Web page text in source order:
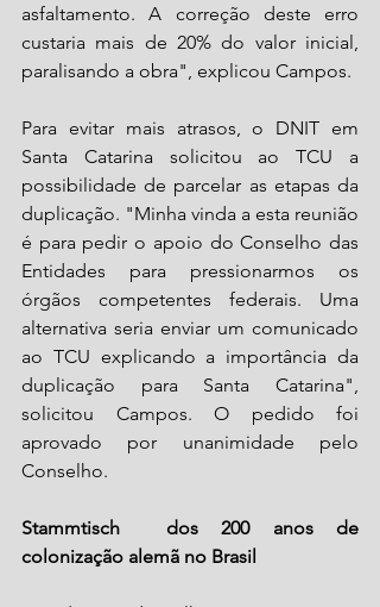
asfaltamento. A correção deste erro
custaria mais de 20% do valor inicial,
paralisando a obra", explicou Campos.
Para evitar mais atrasos, o DNIT em
Santa Catarina solicitou ao TCU a
possibilidade de parcelar as etapas da
duplicação. "Minha vinda a esta reunião
é para pedir o apoio do Conselho das
Entidades para pressionarmos os
órgãos competentes federais. Uma
alternativa seria enviar um comunicado
ao TCU explicando a importância da
duplicação para Santa Catarina",
solicitou Campos. O pedido foi
aprovado por unanimidade pelo
Conselho.
Stammtisch  dos 200 anos de
colonização alemã no Brasil